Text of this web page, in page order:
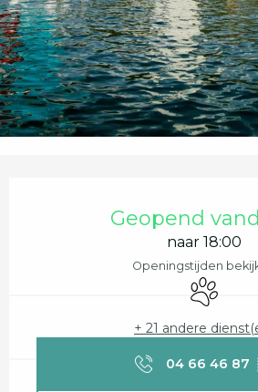
Geopend
naar 18:00
Openingstijden
Dieren
+ 21 andere
04 66 46 87